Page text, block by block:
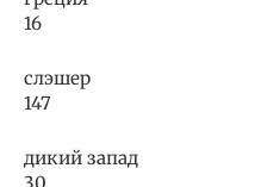
16
слэшер
147
дикий запад
30